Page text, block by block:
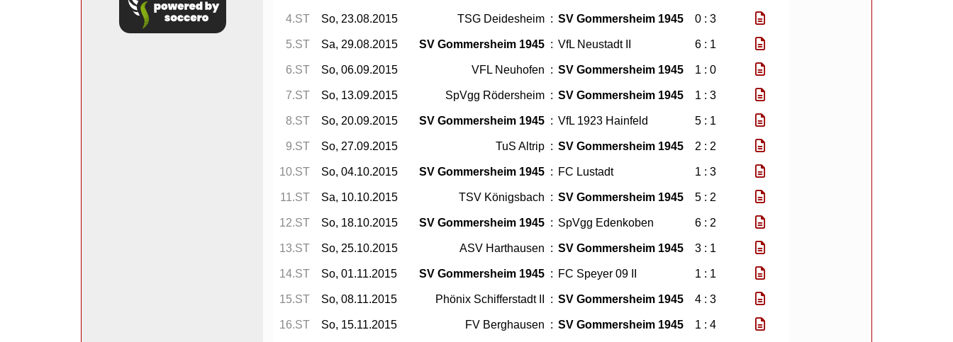
4.ST So, 23.08.2015 TSG Deidesheim : SV Gommersheim 1945 0 : 3
5.ST Sa, 29.08.2015 SV Gommersheim 1945 : VfL Neustadt II 6 : 1
6.ST So, 06.09.2015 VFL Neuhofen : SV Gommersheim 1945 1 : 0
7.ST So, 13.09.2015 SpVgg Rödersheim : SV Gommersheim 1945 1 : 3
8.ST So, 20.09.2015 SV Gommersheim 1945 : VfL 1923 Hainfeld 5 : 1
9.ST So, 27.09.2015 TuS Altrip : SV Gommersheim 1945 2 : 2
10.ST So, 04.10.2015 SV Gommersheim 1945 : FC Lustadt 1 : 3
11.ST Sa, 10.10.2015 TSV Königsbach : SV Gommersheim 1945 5 : 2
12.ST So, 18.10.2015 SV Gommersheim 1945 : SpVgg Edenkoben 6 : 2
13.ST So, 25.10.2015 ASV Harthausen : SV Gommersheim 1945 3 : 1
14.ST So, 01.11.2015 SV Gommersheim 1945 : FC Speyer 09 II 1 : 1
15.ST So, 08.11.2015 Phönix Schifferstadt II : SV Gommersheim 1945 4 : 3
16.ST So, 15.11.2015 FV Berghausen : SV Gommersheim 1945 1 : 4